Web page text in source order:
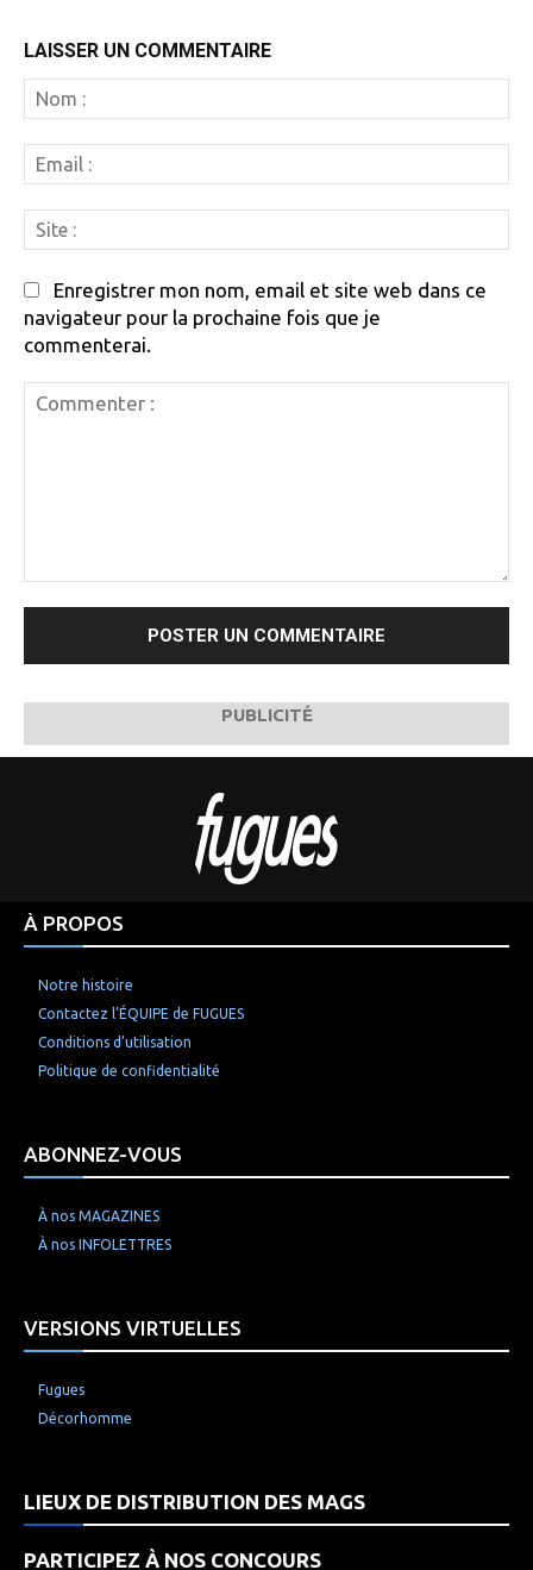
LAISSER UN COMMENTAIRE
:
:
:
Enregistrer mon nom, email et site web dans ce
navigateur pour la prochaine fois que je
commenterai.
PUBLICITÉ
À PROPOS
Notre histoire
Contactez l’ÉQUIPE de FUGUES
Conditions d’utilisation
Politique de confidentialité
ABONNEZ-VOUS
À nos MAGAZINES
À nos INFOLETTRES
VERSIONS VIRTUELLES
Fugues
Décorhomme
LIEUX DE DISTRIBUTION DES MAGS
PARTICIPEZ À NOS CONCOURS